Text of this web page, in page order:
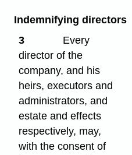
Indemnifying directors
3
Every
director of the
company, and his
heirs, executors and
administrators, and
estate and effects
respectively, may,
with the consent of